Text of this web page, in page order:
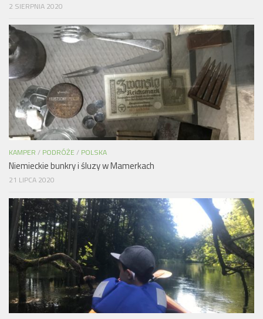
2 SIERPNIA 2020
KAMPER / PODRÓŻE / POLSKA
Niemieckie bunkry i śluzy w Mamerkach
21 LIPCA 2020